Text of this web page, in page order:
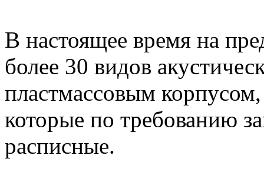
В настоящее время на
более 30 видов
пластмассовым
которые по требованию
расписные.